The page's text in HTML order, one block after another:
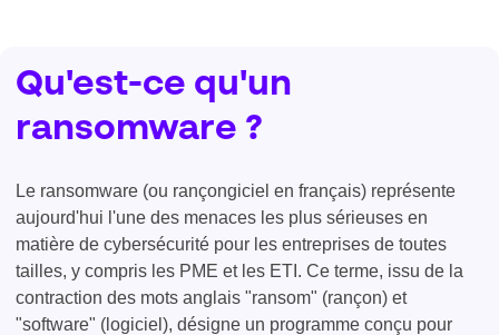
Qu'est-ce qu'un
ransomware ?
Le ransomware (ou rançongiciel en français) représente
aujourd'hui l'une des menaces les plus sérieuses en
matière de cybersécurité pour les entreprises de toutes
tailles, y compris les PME et les ETI. Ce terme, issu de la
contraction des mots anglais "ransom" (rançon) et
"software" (logiciel), désigne un programme conçu pour